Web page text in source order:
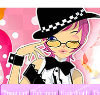
Trang chủ|Thời trang|Kinh doanh|